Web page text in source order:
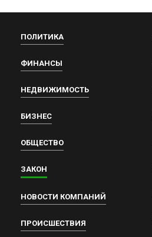
ПОЛИТИКА
ФИНАНСЫ
НЕДВИЖИМОСТЬ
БИЗНЕС
ОБЩЕСТВО
ЗАКОН
НОВОСТИ КОМПАНИЙ
ПРОИСШЕСТВИЯ